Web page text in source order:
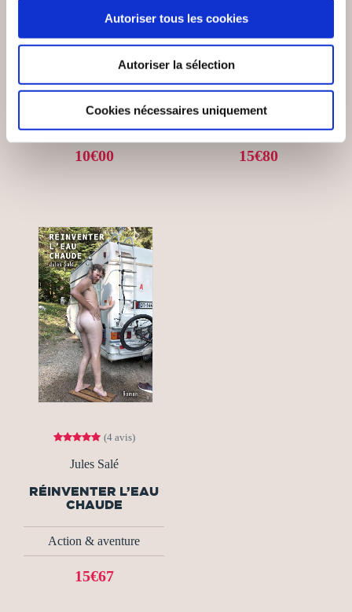
Autoriser tous les cookies
Autoriser la sélection
Cookies nécessaires uniquement
(0 avis)
Patrice Galmard
10€00
Rodolphe JEAN-
BAPTISTE
CONQUISTADORS
Action & aventure
15€80
(4 avis)
Jules Salé
RÉINVENTER L’EAU
CHAUDE
Action & aventure
15€67